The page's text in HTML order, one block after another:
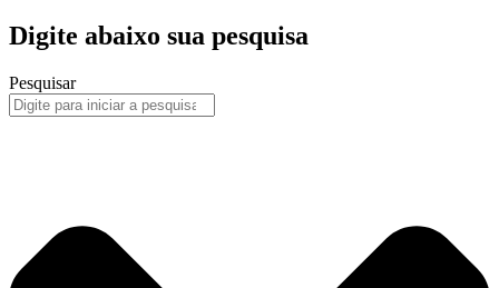
Digite abaixo sua pesquisa
Pesquisar